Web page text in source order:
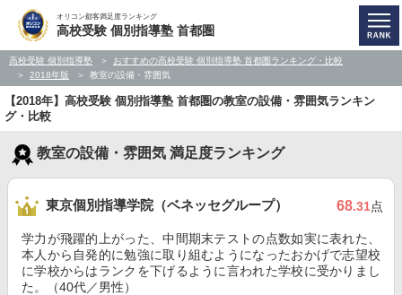
オリコン顧客満足度ランキング
高校受験 個別指導塾 首都圏
高校受験 個別指導塾
おすすめの高校受験 個別指導塾 首都圏ランキング・比較
2018年版
教室の設備・雰囲気
【2018年】高校受験 個別指導塾 首都圏の教室の設備・雰囲気ランキン
グ・比較
教室の設備・雰囲気 満足度ランキング
東京個別指導学院（ベネッセグループ） 68.31点
学力が飛躍的上がった、中間期末テストの点数如実に表れた、
本人から自発的に勉強に取り組むようになったおかげで志望校
に学校からはランクを下げるように言われた学校に受かりまし
た。（40代／男性）